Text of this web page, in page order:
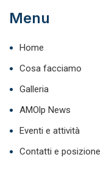
Menu
Home
Cosa facciamo
Galleria
AMOlp News
Eventi e attività
Contatti e posizione